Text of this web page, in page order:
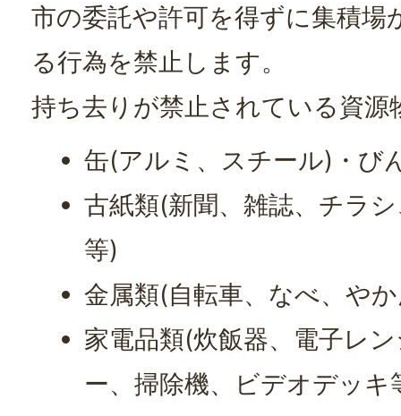
市の委託や許可を得ずに集積場
る行為を禁止します。
持ち去りが禁止されている資源
缶(アルミ、スチール)・び
古紙類(新聞、雑誌、チラ
等)
金属類(自転車、なべ、や
家電品類(炊飯器、電子レ
ー、掃除機、ビデオデッキ